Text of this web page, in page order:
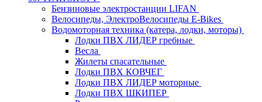
Бензиновые электростанции LIFAN
Велосипеды, ЭлектроВелосипеды E-Bikes
Водомоторная техника (катера, лодки, моторы)
Лодки ПВХ ЛИДЕР гребные
Весла
Жилеты спасательные
Лодки ПВХ КОВЧЕГ
Лодки ПВХ ЛИДЕР моторные
Лодки ПВХ ШКИПЕР